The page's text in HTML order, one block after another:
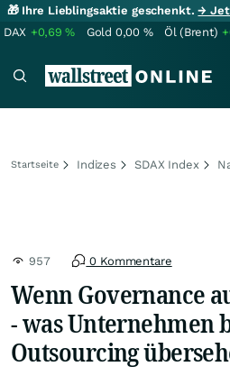
🎁 Ihre Lieblingsaktie geschenkt.→
DAX +0,69% Gold 0,00 % Öl (Brent)
Startseite Indizes SDAX Index
957 0 Kommentare
Wenn Governance
- was Unternehmen
Outsourcing